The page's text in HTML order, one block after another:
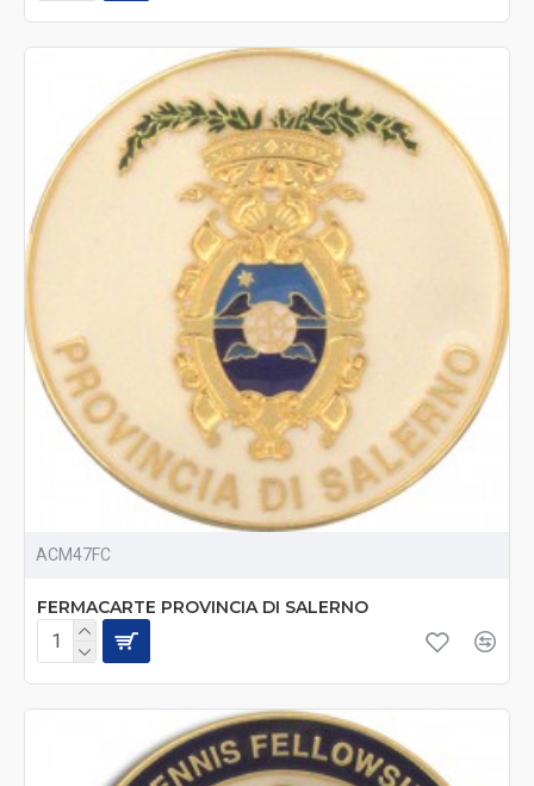
ACM47FC
FERMACARTE PROVINCIA DI SALERNO